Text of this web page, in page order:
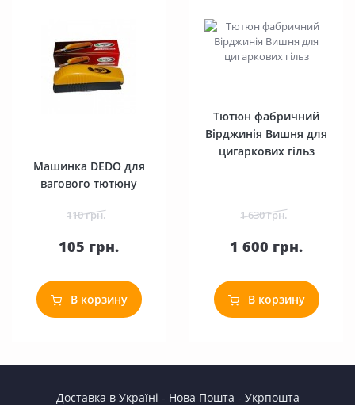
Машинка DEDO для
вагового тютюну
110 грн.
105 грн.
В корзину
Тютюн фабричний
Вірджинія Вишня для
цигаркових гільз
1 630 грн.
1 600 грн.
В корзину
Доставка в Україні - Нова Пошта - Укрпошта